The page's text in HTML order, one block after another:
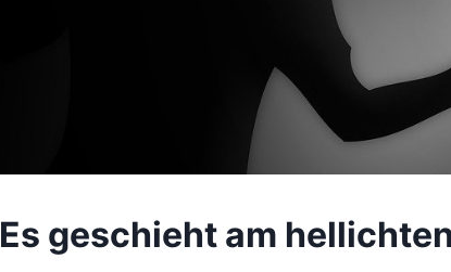
Es geschieht am